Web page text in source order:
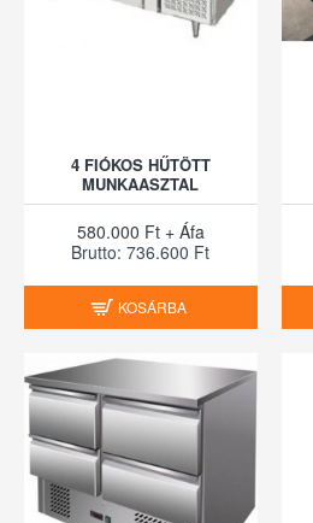
4 FIÓKOS HŰTÖTT
MUNKAASZTAL
580.000 Ft + Áfa
Brutto: 736.600 Ft
KOSÁRBA